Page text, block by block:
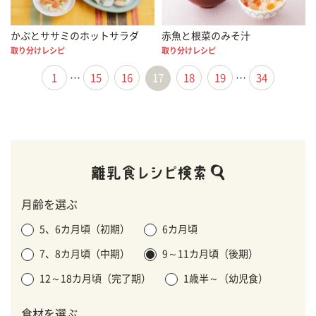
かぶとササミのホットサラダ
取り分けレシピ
赤魚と根菜のみそ汁
取り分けレシピ
1 … 15 16 17 18 19 … 34
月齢を選ぶ
5、6カ月頃（初期） 6カ月頃
7、8カ月頃（中期） 9～11カ月頃（後期）
12～18カ月頃（完了期） 1歳半～（幼児食）